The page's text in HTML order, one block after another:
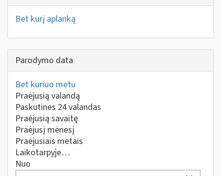
Bet kurį aplanką
Parodymo data
Bet kuriuo metu
Praėjusią valandą
Paskutines 24 valandas
Praėjusią savaitę
Praėjusį mėnesį
Praėjusiais metais
Laikotarpyje…
Nuo